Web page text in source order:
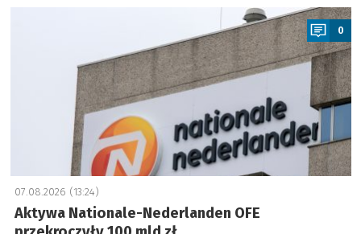
0
07.08.2026 (13:24)
Aktywa Nationale-Nederlanden OFE